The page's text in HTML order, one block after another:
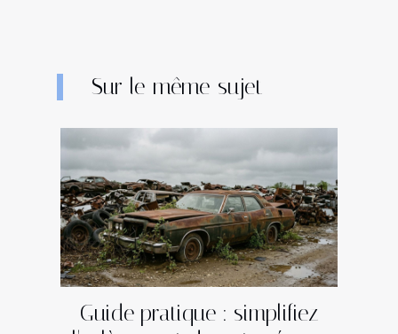
Sur le même sujet
Guide pratique : simplifiez